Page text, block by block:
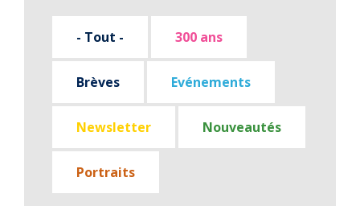
- Tout - 300 ans
Brèves Evénements
Newsletter Nouveautés
Portraits